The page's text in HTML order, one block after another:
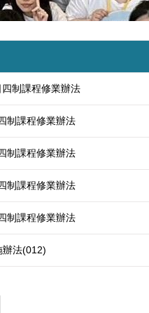
制課程修業辦法
制課程修業辦法
制課程修業辦法
制課程修業辦法
制課程修業辦法
辦法(012)